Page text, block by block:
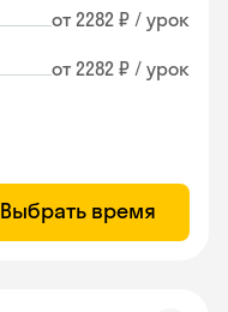
от 2282 ₽ / урок
от 2282 ₽ / урок
Выбрать время